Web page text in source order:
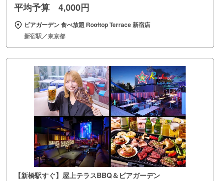
平均予算 4,000円
ビアガーデン 食べ放題 Rooftop Terrace 新宿店
新宿駅／東京都
【新橋駅すぐ】屋上テラスBBQ＆ビアガーデン